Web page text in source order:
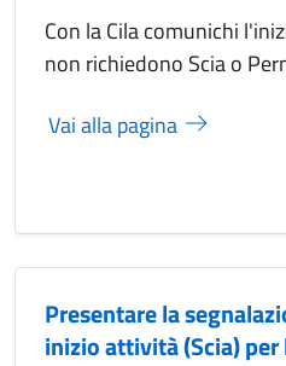
Con la Cila comunichi
non richiedono Scia o
Vai alla pagina
Presentare la
inizio attività (Scia)